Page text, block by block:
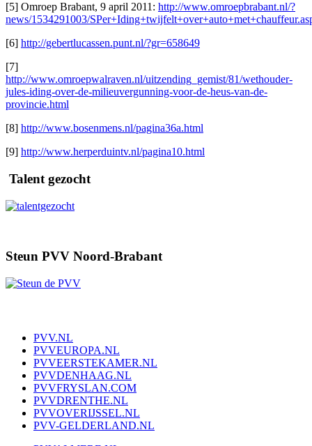
[5] Omroep Brabant, 9 april 2011: http://www.omroepbrabant.nl/?
news/1534291003/
[6] http://gebertlucassen.punt.nl/?gr=658649
[7]
http://www.omroepwalraven.nl/uitzending_gemist/81/wethouder-
jules-iding-over-de-milieuvergunning-voor-de-heus-van-de-
provincie.html
[8] http://www.bosenmens.nl/pagina36a.html
[9] http://www.herperduintv.nl/pagina10.html
Talent gezocht
Steun PVV Noord-Brabant
PVV.NL
PVVEUROPA.NL
PVVEERSTEKAMER.NL
PVVDENHAAG.NL
PVVFRYSLAN.COM
PVVDRENTHE.NL
PVVOVERIJSSEL.NL
PVV-GELDERLAND.NL